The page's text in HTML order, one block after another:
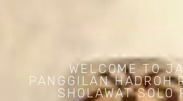
WELCOME TO
PANGGILAN HADROH
SHOLAWAT SOLO